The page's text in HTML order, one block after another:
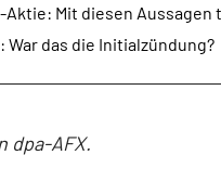
Mit diesen Aussagen
War das die Initialzündung?
dpa-AFX.